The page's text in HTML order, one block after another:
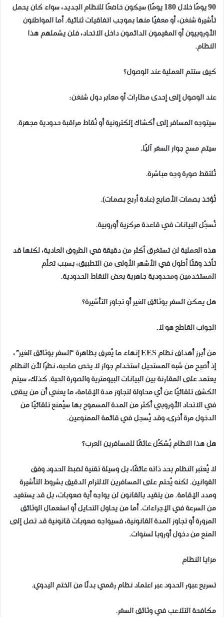
90 يومًا خلال 180 يومًا) سيكون خاضعًا للنظام الجديد، سواء كان يحمل
تأشيرة شنغن، أو معفيًا منها بموجب اتفاقيات ثنائية. أما المواطنون
الأوروبيون أو المقيمون الدائمون داخل الاتحاد، فلن يشملهم هذا
النظام.
كيف ستتم العملية عند الوصول؟
عند الوصول إلى إحدى مطارات أو معابر دول شنغن:
سيتوجه المسافر إلى أكشاك إلكترونية أو نُقاط مراقبة حدودية مجهزة.
سيتم مسح جواز السفر آليًا.
تُلتقط صورة وجه مباشرة.
تُؤخذ بصمات الأصابع (عادة أربع بصمات).
تُسجّل البيانات في قاعدة مركزية أوروبية.
هذه العملية لن تستغرق أكثر من دقيقة في الظروف العادية، لكنها قد
تأخذ وقتًا أطول في الأشهر الأولى من التطبيق، بسبب تعلّم
المستخدمين ومحدودية جاهزية بعض النقاط الحدودية.
هل يمكن السفر بوثائق الغير أو تجاوز التأشيرة؟
الجواب القاطع هو لا.
من أبرز أهداف نظام EES إنهاء ما يُعرف بظاهرة “السفر بوثائق الغير”،
إذ أصبح من شبه المستحيل استخدام جواز لا يخص صاحبه، نظرًا لأن النظام
يعتمد على المقارنة بين البيانات البيومترية والصورة الحية. كذلك، سيتم
الكشف تلقائيًا عن أي محاولة لتجاوز مدة الإقامة، ما يعني أن من يبقى
في الاتحاد الأوروبي أكثر من المدة المسموح بها سيُمنع تلقائيًا من
الدخول مرة أخرى، وقد يُسجل في قائمة الممنوعين.
هل هذا النظام يُشكّل عائقًا للمسافرين العرب؟
لا يُعتبر النظام بحد ذاته عائقًا، بل وسيلة تقنية لضبط الحدود وفق
القوانين. لكنه يُحتم على المسافرين الالتزام الدقيق بشروط التأشيرة
ومدد الإقامة. من يتقيد بالقانون لن يواجه أية صعوبات، بل قد يستفيد
من السرعة في الإجراءات. أما من يحاول التحايل أو استعمال الوثائق
المزورة أو تجاوز المدة القانونية، فسيواجه صعوبات قانونية قد تصل إلى
المنع من دخول أوروبا لسنوات.
مزايا النظام
تسريع عبور الحدود عبر اعتماد نظام رقمي بدلًا من الختم اليدوي.
مكافحة التلاعب في وثائق السفر.